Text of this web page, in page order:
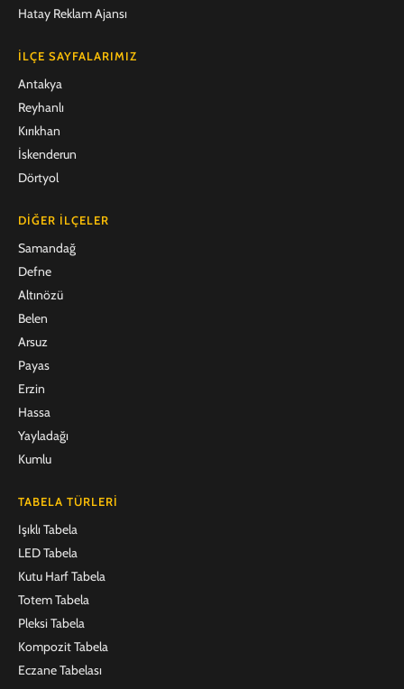
Hatay Reklam Ajansı
İLÇE SAYFALARIMIZ
Antakya
Reyhanlı
Kırıkhan
İskenderun
Dörtyol
DIĞER İLÇELER
Samandağ
Defne
Altınözü
Belen
Arsuz
Payas
Erzin
Hassa
Yayladağı
Kumlu
TABELA TÜRLERI
Işıklı Tabela
LED Tabela
Kutu Harf Tabela
Totem Tabela
Pleksi Tabela
Kompozit Tabela
Eczane Tabelası